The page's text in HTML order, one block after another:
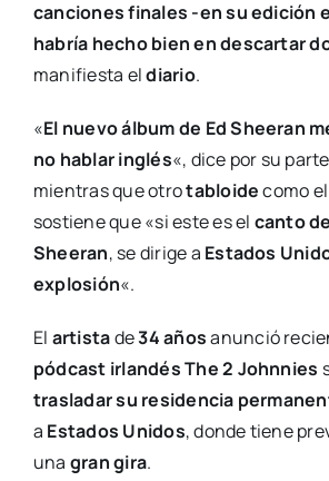
canciones finales -en su edición
habría hecho bien en descartar
manifiesta eldiario.
«El nuevo álbum de Ed Sheeran
no hablar inglés«, dice por su parte
mientras que otrotabloidecomo el
sostiene que «si este es el canto
Sheeran, se dirige a Estados
explosión«.
El artistade34 añosanunció
pódcast irlandés The 2 Johnnies
trasladar su residencia
a Estados Unidos, donde tiene
una gran gira.